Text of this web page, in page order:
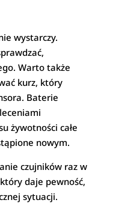
wystarczy.
Warto także
kurz, który
Baterie
żywotności całe
nowym.
czujników raz w
daje pewność,
sytuacji.